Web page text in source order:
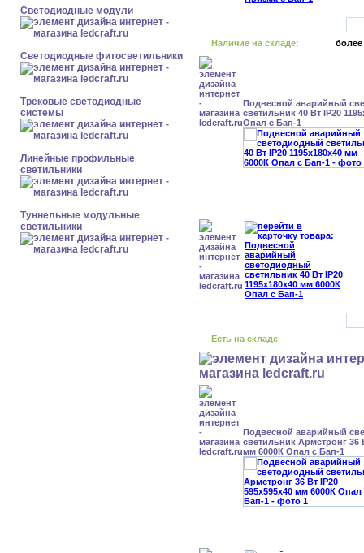
Светодиодные модули
Светодиодные фитосветильники
Трековые светодиодные
системы
Линейные профильные
светильники
Туннельные модульные
светильники
Наличие на складе: более
Подвесной аварийный
светильник 40 Вт IP20
Опал с Бап-1
Есть на складе
Подвесной аварийный
светильник Армстронг 36
мм 6000К Опал с Бап-1